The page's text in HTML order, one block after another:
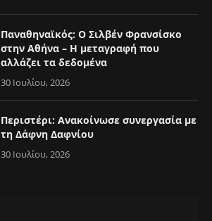
Παναθηναϊκός: Ο Σιλβέν Φρανσίσκο
στην Αθήνα – Η μεταγραφή που
αλλάζει τα δεδομένα
30 Ιουλίου, 2026
Περιστέρι: Ανακοίνωσε συνεργασία με
τη Δάφνη Δαφνίου
30 Ιουλίου, 2026